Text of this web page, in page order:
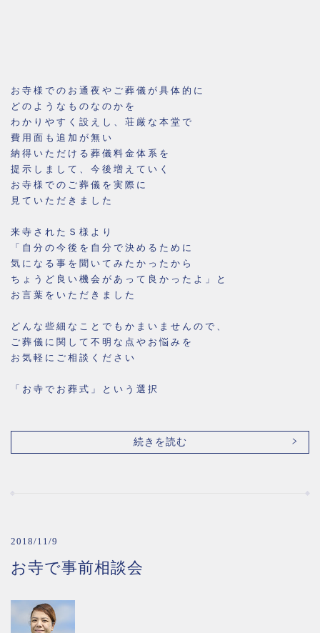
お寺様でのお通夜やご葬儀が具体的に
どのようなものなのかを
わかりやすく設えし、荘厳な本堂で
費用面も追加が無い
納得いただける葬儀料金体系を
提示しまして、今後増えていく
お寺様でのご葬儀を実際に
見ていただきました
来寺されたＳ様より
「自分の今後を自分で決めるために
気になる事を聞いてみたかったから
ちょうど良い機会があって良かったよ」と
お言葉をいただきました
どんな些細なことでもかまいませんので、
ご葬儀に関して不明な点やお悩みを
お気軽にご相談ください
「お寺でお葬式」という選択
続きを読む
2018/11/9
お寺で事前相談会